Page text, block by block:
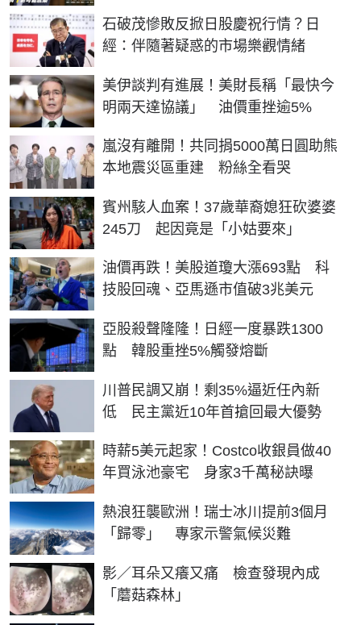
石破茂慘敗反掀日股慶祝行情？日
經：伴隨著疑惑的市場樂觀情緒
美伊談判有進展！美財長稱「最快今
明兩天達協議」 油價重挫逾5%
嵐沒有離開！共同捐5000萬日圓助熊
本地震災區重建 粉絲全看哭
賓州駭人血案！37歲華裔媳狂砍婆婆
245刀 起因竟是「小姑要來」
油價再跌！美股道瓊大漲693點 科
技股回魂、亞馬遜市值破3兆美元
亞股殺聲隆隆！日經一度暴跌1300
點 韓股重挫5%觸發熔斷
川普民調又崩！剩35%逼近任內新
低 民主黨近10年首搶回最大優勢
時薪5美元起家！Costco收銀員做40
年買泳池豪宅 身家3千萬秘訣曝
熱浪狂襲歐洲！瑞士冰川提前3個月
「歸零」 專家示警氣候災難
影／耳朵又癢又痛 檢查發現內成
「蘑菇森林」